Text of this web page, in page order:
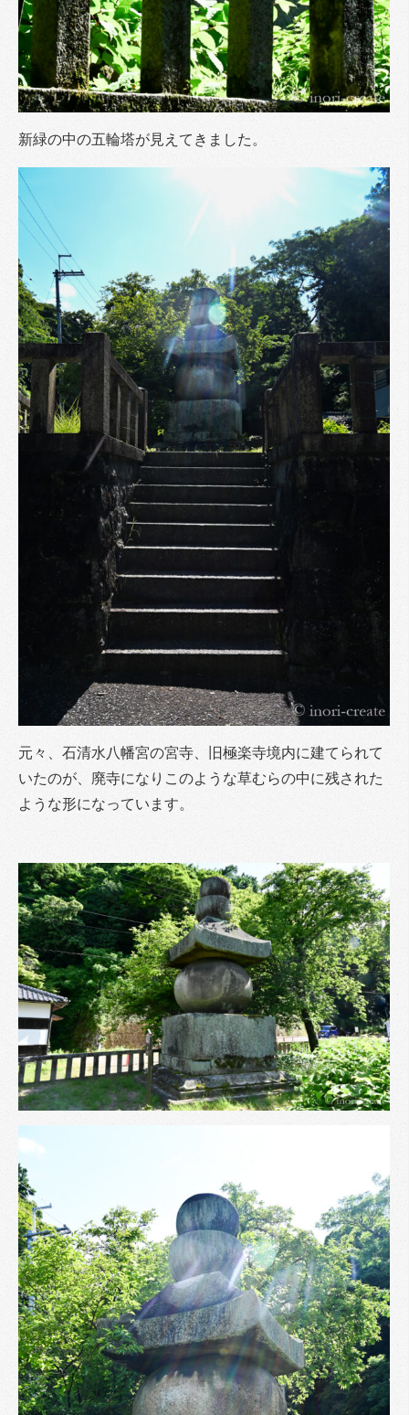
新緑の中の五輪塔が見えてきました。
元々、石清水八幡宮の宮寺、旧極楽寺境内に建てられて
いたのが、廃寺になりこのような草むらの中に残された
ような形になっています。